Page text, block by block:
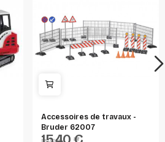
Accessoires de travaux -
Bruder 62007
BRUDER